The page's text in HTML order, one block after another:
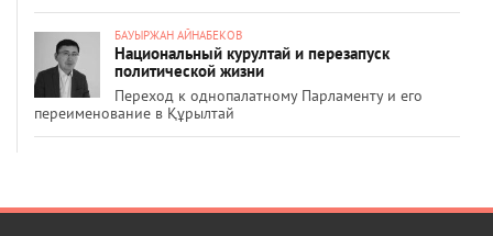
БАУЫРЖАН АЙНАБЕКОВ
Национальный курултай и перезапуск
политической жизни
Переход к однопалатному Парламенту и его
переименование в Құрылтай